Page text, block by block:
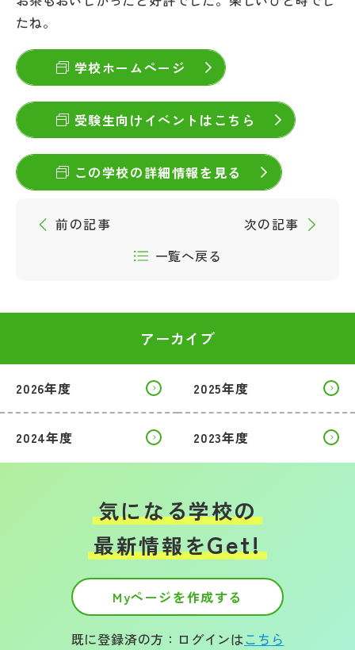
たね。
学校ホームページ
受験生向けイベントはこちら
この学校の詳細情報を見る
前の記事
一覧へ戻る
次の記事
アーカイブ
2026年度 2025年度
2024年度 2023年度
気になる学校の
最新情報をGet!
Myページを作成する
既に登録済の方：ログインはこちら